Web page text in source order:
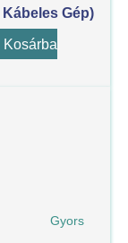
Gép)
Kosárba
Gyors